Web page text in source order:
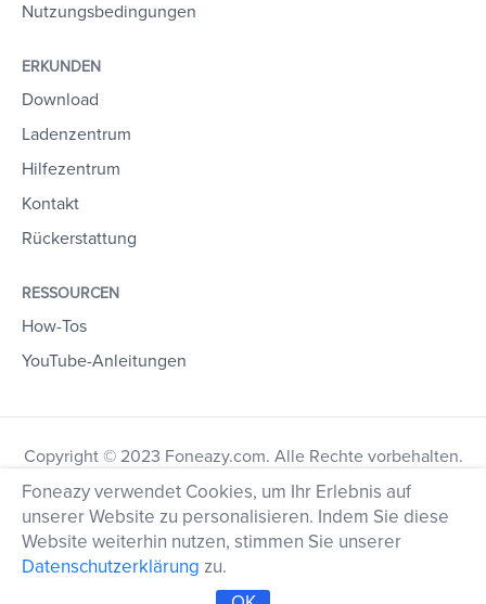
Nutzungsbedingungen
ERKUNDEN
Download
Ladenzentrum
Hilfezentrum
Kontakt
Rückerstattung
RESSOURCEN
How-Tos
YouTube-Anleitungen
Copyright © 2023 Foneazy.com. Alle Rechte vorbehalten.
Foneazy verwendet Cookies, um Ihr Erlebnis auf
unserer Website zu personalisieren. Indem Sie diese
Website weiterhin nutzen, stimmen Sie unserer
Datenschutzerklärung zu.